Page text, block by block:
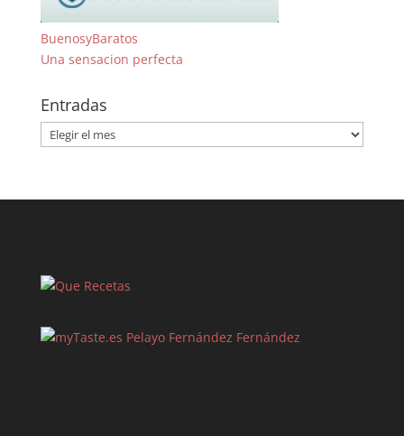
BuenosyBaratos
Una sensacion perfecta
Entradas
Entradas
Pelayo Fernández Fernández